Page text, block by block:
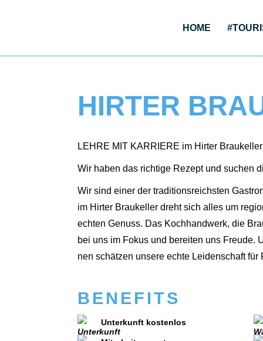
HOME
HIRTER
LEHRE MIT KARRIERE im Hirter Brau­kel­ler
Wir haben das rich­ti­ge Rezept und suchen
Wir sind einer der tra­di­ti­ons­reichs­ten
im Hirter Brau­kel­ler dreht sich alles um
ech­ten Genuss. Das Koch­hand­werk, die
bei uns im Fokus und berei­ten uns Freu­de.
nen schät­zen unse­re ech­te Lei­den­schaft
BENEFITS
Unterkunft kostenlos